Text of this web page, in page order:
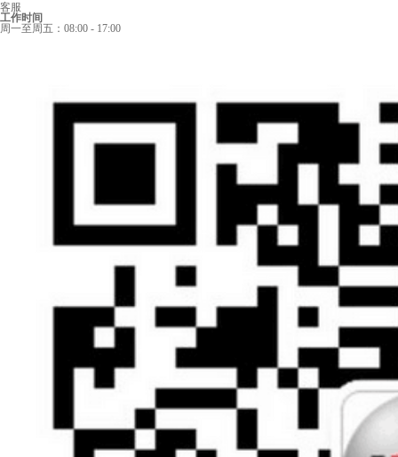
客服
工作时间
周一至周五：08:00 - 17:00